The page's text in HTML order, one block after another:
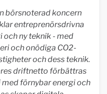
börsnoterad koncern
entreprenörsdrivna
och ny teknik - med
och onödiga CO2-
och dess teknik.
driftnetto förbättras
förnybar energi och